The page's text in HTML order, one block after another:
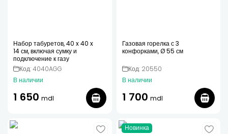
Набор табуретов, 40 x 40 x
14 см, включая сумку и
подключение к газу
Код: 4040AGG
В наличии
1 650 mdl
Газовая горелка с 3
конфорками, Ø 55 см
Код: 20550
В наличии
1 700 mdl
Новинка